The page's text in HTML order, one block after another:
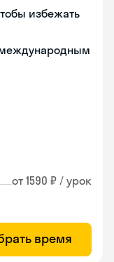
избежать
международным
от 1590 ₽ / урок
время